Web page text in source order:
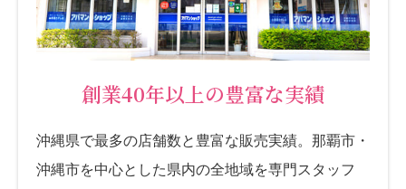
創業40年以上の豊富な実績
沖縄県で最多の店舗数と豊富な販売実績。那覇市・
沖縄市を中心とした県内の全地域を専門スタッフ